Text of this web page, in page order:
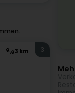
3 km 3